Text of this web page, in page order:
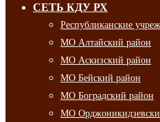
СЕТЬ КДУ РХ
Республиканские
МО Алтайский район
МО Аскизский район
МО Бейский район
МО Боградский район
МО